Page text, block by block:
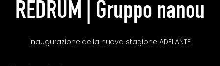
REDRUM | Gruppo nanou
Inaugurazione della nuova stagione ADELANTE